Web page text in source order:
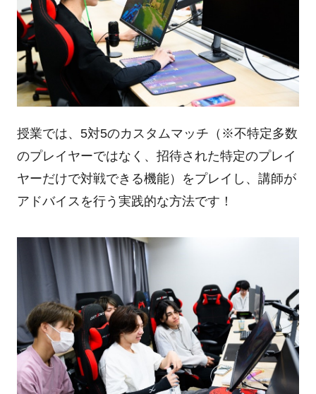
授業では、5対5のカスタムマッチ（※不特定多数
のプレイヤーではなく、招待された特定のプレイ
ヤーだけで対戦できる機能）をプレイし、講師が
アドバイスを行う実践的な方法です！